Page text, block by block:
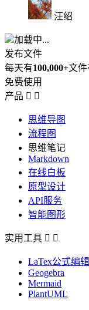
汪绍
加载中...
发布文件
每天有100,000+文件
免费使用
产品  
思维导图
流程图
思维笔记
Markdown
在线白板
原型设计
API服务
智能图形
实用工具  
LaTex公式编
Geogebra
Mermaid
PlantUML